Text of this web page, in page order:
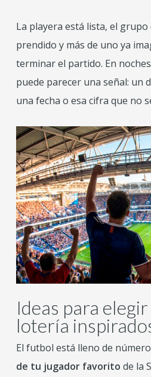
La playera está lista, el grupo
prendido y más de uno ya
terminar el partido. En
puede parecer una señal: un
una fecha o esa cifra que no
Ideas para
lotería
El futbol está lleno de
de tu jugador favorito de la